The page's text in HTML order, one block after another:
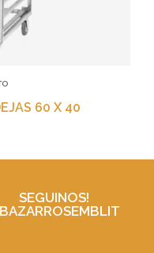
60 X 40
SEGUINOS!